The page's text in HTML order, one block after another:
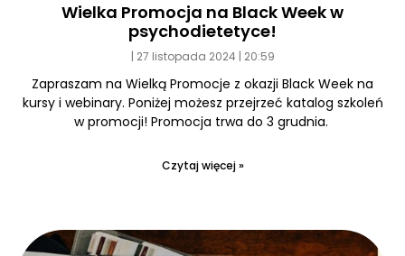
Wielka Promocja na Black Week w
psychodietetyce!
27 listopada 2024 20:59
Zapraszam na Wielką Promocje z okazji Black Week na
kursy i webinary. Poniżej możesz przejrzeć katalog szkoleń
w promocji! Promocja trwa do 3 grudnia.
Czytaj więcej »